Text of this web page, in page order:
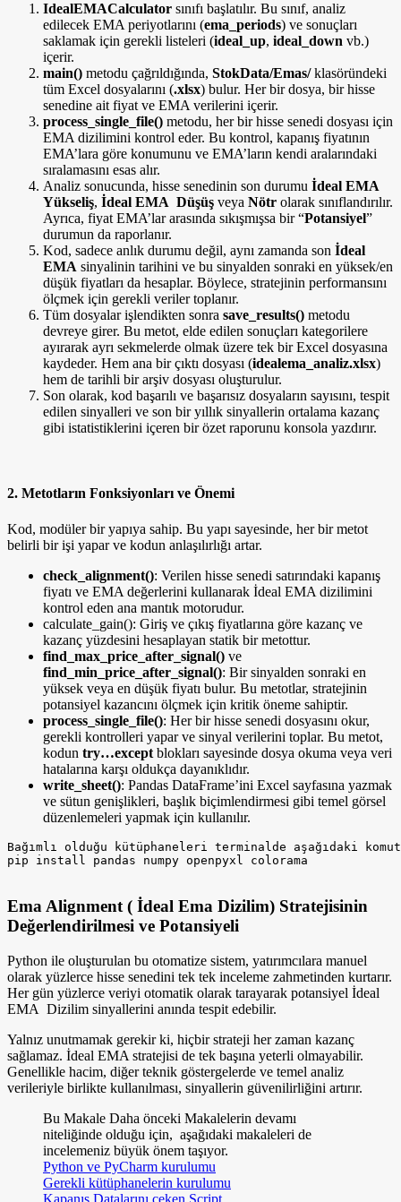
IdealEMACalculator sınıfı başlatılır. Bu sınıf, analiz
edilecek EMA periyotlarını (ema_periods) ve sonuçları
saklamak için gerekli listeleri (ideal_up, ideal_down vb.)
içerir.
main() metodu çağrıldığında, StokData/Emas/klasöründeki
tüm Excel dosyalarını (.xlsx) bulur. Her bir dosya, bir hisse
senedine ait fiyat ve EMA verilerini içerir.
process_single_file() metodu, her bir hisse senedi dosyası için
EMA dizilimini kontrol eder. Bu kontrol, kapanış fiyatının
EMA’lara göre konumunu ve EMA’ların kendi aralarındaki
sıralamasını esas alır.
Analiz sonucunda, hisse senedinin son durumu İdeal EMA
Yükseliş, İdeal EMA Düşüş veya Nötr olarak sınıflandırılır.
Ayrıca, fiyat EMA’lar arasında sıkışmışsa bir “Potansiyel”
durumun da raporlanır.
Kod, sadece anlık durumu değil, aynı zamanda son İdeal
EMA sinyalinin tarihini ve bu sinyalden sonraki en yüksek/en
düşük fiyatları da hesaplar. Böylece, stratejinin performansını
ölçmek için gerekli veriler toplanır.
Tüm dosyalar işlendikten sonra save_results() metodu
devreye girer. Bu metot, elde edilen sonuçları kategorilere
ayırarak ayrı sekmelerde olmak üzere tek bir Excel dosyasına
kaydeder. Hem ana bir çıktı dosyası (idealema_analiz.xlsx)
hem de tarihli bir arşiv dosyası oluşturulur.
Son olarak, kod başarılı ve başarısız dosyaların sayısını, tespit
edilen sinyalleri ve son bir yıllık sinyallerin ortalama kazanç
gibi istatistiklerini içeren bir özet raporunu konsola yazdırır.
2. Metotların Fonksiyonları ve Önemi
Kod, modüler bir yapıya sahip. Bu yapı sayesinde, her bir metot
belirli bir işi yapar ve kodun anlaşılırlığı artar.
check_alignment(): Verilen hisse senedi satırındaki kapanış
fiyatı ve EMA değerlerini kullanarak İdeal EMA dizilimini
kontrol eden ana mantık motorudur.
calculate_gain(): Giriş ve çıkış fiyatlarına göre kazanç ve
kazanç yüzdesini hesaplayan statik bir metottur.
find_max_price_after_signal() ve
find_min_price_after_signal(): Bir sinyalden sonraki en
yüksek veya en düşük fiyatı bulur. Bu metotlar, stratejinin
potansiyel kazancını ölçmek için kritik öneme sahiptir.
process_single_file(): Her bir hisse senedi dosyasını okur,
gerekli kontrolleri yapar ve sinyal verilerini toplar. Bu metot,
kodun try…except blokları sayesinde dosya okuma veya veri
hatalarına karşı oldukça dayanıklıdır.
write_sheet(): Pandas DataFrame’ini Excel sayfasına yazmak
ve sütun genişlikleri, başlık biçimlendirmesi gibi temel görsel
düzenlemeleri yapmak için kullanılır.
Bağımlı olduğu kütüphaneleri terminalde aşağıdaki
pip install pandas numpy openpyxl colorama
Ema Alignment ( İdeal Ema Dizilim) Stratejisinin
Değerlendirilmesi ve Potansiyeli
Python ile oluşturulan bu otomatize sistem, yatırımcılara manuel
olarak yüzlerce hisse senedini tek tek inceleme zahmetinden kurtarır.
Her gün yüzlerce veriyi otomatik olarak tarayarak potansiyel İdeal
EMA Dizilim sinyallerini anında tespit edebilir.
Yalnız unutmamak gerekir ki, hiçbir strateji her zaman kazanç
sağlamaz. İdeal EMA stratejisi de tek başına yeterli olmayabilir.
Genellikle hacim, diğer teknik göstergelerde ve temel analiz
verileriyle birlikte kullanılması, sinyallerin güvenilirliğini artırır.
Bu Makale Daha önceki Makalelerin devamı
niteliğinde olduğu için, aşağıdaki makaleleri de
incelemeniz büyük önem taşıyor.
Python ve PyCharm kurulumu
Gerekli kütüphanelerin kurulumu